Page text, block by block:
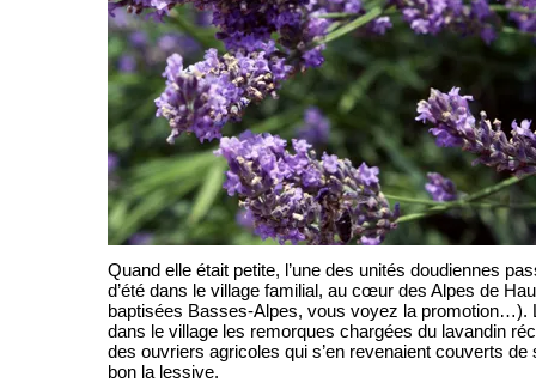
Quand elle était petite, l’une des unités doudiennes
d’été dans le village familial, au cœur des Alpes de
baptisées Basses-Alpes, vous voyez la promotion…).
dans le village les remorques chargées du lavandin
des ouvriers agricoles qui s’en revenaient couverts de
bon la lessive.